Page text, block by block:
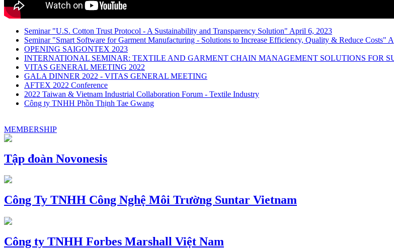
Seminar "U.S. Cotton Trust Protocol - A Sustainability and Transparency Solution" April 6, 2023
Seminar "Smart Software for Garment Manufacturing - Solutions to Increase Efficiency, Quality & Reduce Costs"
OPENING SAIGONTEX 2023
INTERNATIONAL SEMINAR: TEXTILE AND GARMENT CHAIN MANAGEMENT SOLUTIONS FOR
VITAS GENERAL MEETING 2022
GALA DINNER 2022 - VITAS GENERAL MEETING
AFTEX 2022 Conference
2022 Taiwan & Vietnam Industrial Collaboration Forum - Textile Industry
Công ty TNHH Phồn Thịnh Tae Gwang
MEMBERSHIP
Tập đoàn Novonesis
Công Ty TNHH Công Nghệ Môi Trường Suntar Vietnam
Công ty TNHH Forbes Marshall Việt Nam